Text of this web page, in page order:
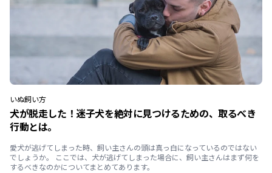
いぬ飼い方
犬が脱走した！迷子犬を絶対に見つけるための、取るべき
行動とは。
愛犬が逃げてしまった時、飼い主さんの頭は真っ白になっているのではない
でしょうか。 ここでは、犬が逃げてしまった場合に、飼い主さんはまず何を
するべきなのかについてまとめてあります。